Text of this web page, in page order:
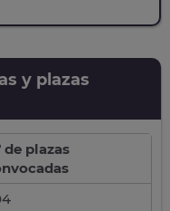
y plazas
de plazas